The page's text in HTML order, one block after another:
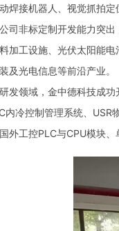
焊接机器人、视觉抓拍定
非标定制开发能力突出
加工设施、光伏太阳能
及光电信息等前沿产业。
领域，金中德科技成功
内冷控制管理系统、USR
外工控PLC与CPU模块